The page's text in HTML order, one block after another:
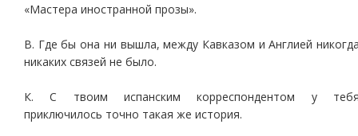
«Мастера иностранной прозы».
В. Где бы она ни вышла, между Кавказом и Англией
никаких связей не было.
К. С твоим испанским корреспондентом у
приключилось точно такая же история.